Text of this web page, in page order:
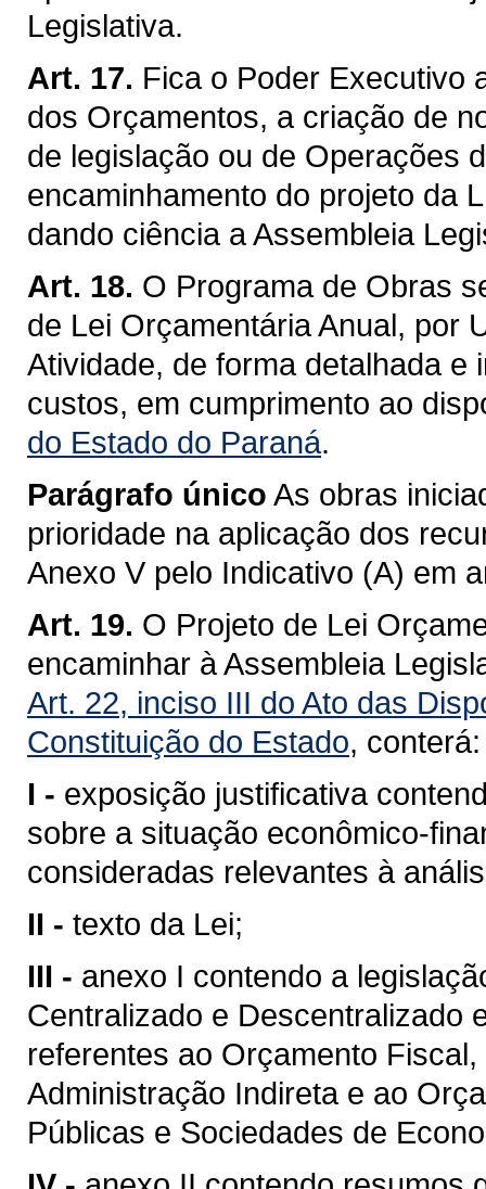
Legislativa.
Art. 17. Fica o Poder Executivo
dos Orçamentos, a criação de
de legislação ou de Operações
encaminhamento do projeto da
dando ciência a Assembleia
Art. 18. O Programa de Obras
de Lei Orçamentária Anual, por
Atividade, de forma detalhada
custos, em cumprimento ao
do Estado do Paraná.
Parágrafo único As obras
prioridade na aplicação dos
Anexo V pelo Indicativo (A) em
Art. 19. O Projeto de Lei
encaminhar à Assembleia
Art. 22, inciso III do Ato das
Constituição do Estado, conterá:
I - exposição justificativa
sobre a situação econômico-
consideradas relevantes à
II - texto da Lei;
III - anexo I contendo a
Centralizado e Descentralizado
referentes ao Orçamento
Administração Indireta e ao
Públicas e Sociedades de